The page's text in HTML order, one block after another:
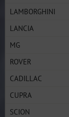
LAMBORGHINI
LANCIA
MG
ROVER
CADILLAC
CUPRA
SCION